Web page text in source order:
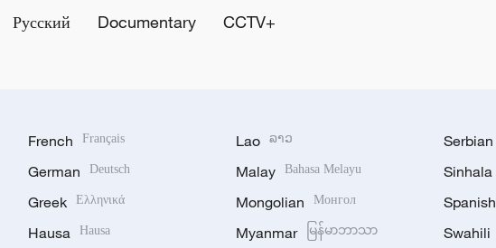
Русский Documentary CCTV+
French Français
German Deutsch
Greek Ελληνικά
Hausa Hausa
Lao ລາວ
Malay Bahasa Melayu
Mongolian Монгол
Myanmar မြန်မာဘာသာ
Serbian
Sinhala
Spanish
Swahili